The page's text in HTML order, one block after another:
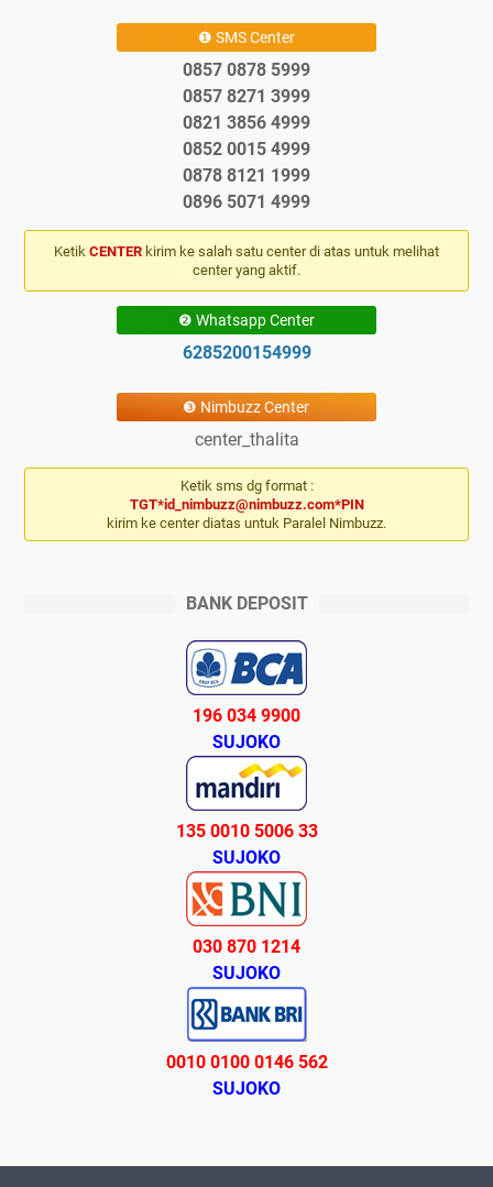
❶ SMS Center
0857 0878 5999
0857 8271 3999
0821 3856 4999
0852 0015 4999
0878 8121 1999
0896 5071 4999
Ketik CENTER kirim ke salah satu center di atas untuk melihat
center yang aktif.
❷ Whatsapp Center
6285200154999
❸ Nimbuzz Center
center_thalita
Ketik sms dg format :
TGT*id_nimbuzz@nimbuzz.com*PIN
kirim ke center diatas untuk Paralel Nimbuzz.
BANK DEPOSIT
196 034 9900
SUJOKO
135 0010 5006 33
SUJOKO
030 870 1214
SUJOKO
0010 0100 0146 562
SUJOKO